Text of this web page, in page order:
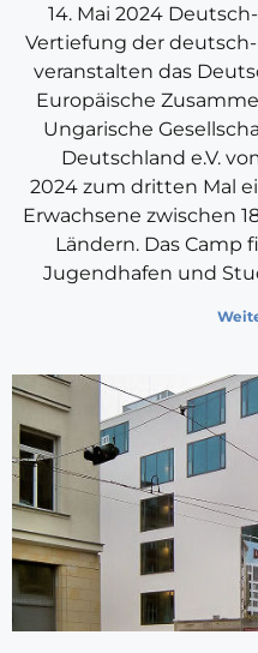
14. Mai 2024
Vertiefung der
veranstalten das
Europäische
Ungarische
Deutschland e.V.
2024 zum dritten Mal
Erwachsene zwischen
Ländern. Das Camp
Jugendhafen und